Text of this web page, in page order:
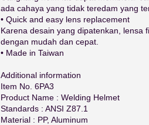
ada cahaya yang tidak teredam yang
• Quick and easy lens replacement
Karena desain yang dipatenkan, lensa
dengan mudah dan cepat.
• Made in Taiwan
Additional information
Item No. 6PA3
Product Name : Welding Helmet
Standards : ANSI Z87.1
Material : PP, Aluminum